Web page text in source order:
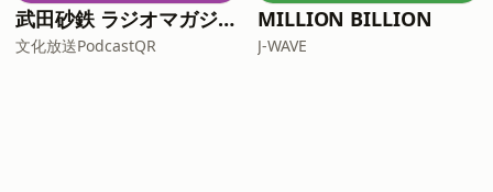
武田砂鉄 ラジオマガジン「ラジマガインタビュー」
文化放送PodcastQR
MILLION BILLION
J-WAVE